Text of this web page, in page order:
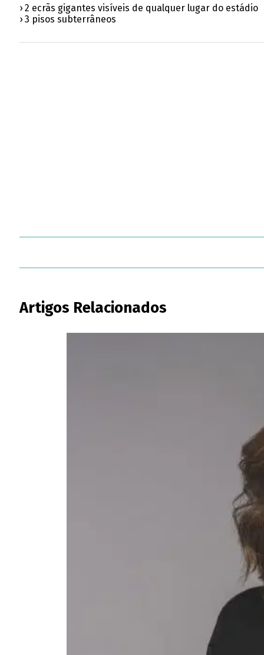
› 2 ecrãs gigantes visíveis de qualquer lugar do estádio
› 3 pisos subterrâneos
Artigos Relacionados